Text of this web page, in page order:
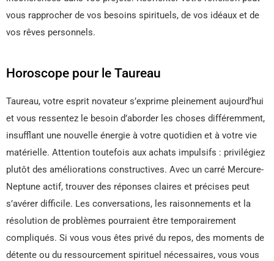
vous rapprocher de vos besoins spirituels, de vos idéaux et de
vos rêves personnels.
Horoscope pour le Taureau
Taureau, votre esprit novateur s’exprime pleinement aujourd’hui
et vous ressentez le besoin d’aborder les choses différemment,
insufflant une nouvelle énergie à votre quotidien et à votre vie
matérielle. Attention toutefois aux achats impulsifs : privilégiez
plutôt des améliorations constructives. Avec un carré Mercure-
Neptune actif, trouver des réponses claires et précises peut
s’avérer difficile. Les conversations, les raisonnements et la
résolution de problèmes pourraient être temporairement
compliqués. Si vous vous êtes privé du repos, des moments de
détente ou du ressourcement spirituel nécessaires, vous vous